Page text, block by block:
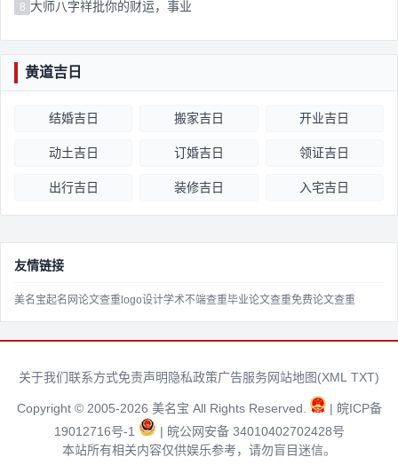
8 大师八字祥批你的财运，事业
黄道吉日
结婚吉日 搬家吉日 开业吉日
动土吉日 订婚吉日 领证吉日
出行吉日 装修吉日 入宅吉日
友情链接
美名宝起名网论文查重 logo设计学术不端查重毕业论文查重免费论文查重
关于我们联系方式免责声明 隐私政策广告服务网站地图(XML TXT)
Copyright © 2005-2026 美名宝 All Rights Reserved.
| 皖ICP备
19012716号-1
| 皖公网安备 34010402702428号
本站所有相关内容仅供娱乐参考，请勿盲目迷信。